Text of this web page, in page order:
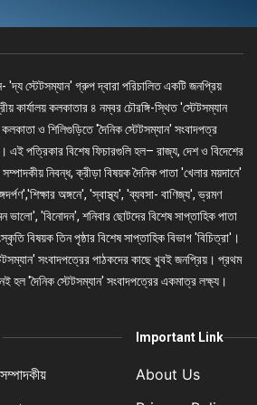
'দ্য স্টেটসম্যান' গ্রুপ দ্বারা পরিচালিত একটি জনপ্রিয়
কার্যালয় কলকাতার ৪ নম্বর চৌরঙ্গি-স্থিত 'স্টেটসম্যান
ও শিলিগুড়িতে 'দৈনিক স্টেটসম্যান' সংবাদপত্র
এই পত্রিকার বিশেষ ফিচারগুলি হল– রাজ্য, দেশ ও বিদেশের
নিবন্ধ, ক্রীড়া বিষয়ক দৈনিক পাতা 'খেলার ময়দানে'
অঙ্গনে', 'স্বাস্থ্য', 'ব্যবসা- বাণিজ্য', ভ্রমণ
ভালো', 'বিনোদন', শনিবার ছোটদের বিশেষ সাপ্তাহিক পাতা
বিষয়ক তিন পৃষ্ঠার বিশেষ সাপ্তাহিক বিভাগ 'বিচিত্রা'।
সংবাদপত্রের পাঠকদের কাছে খুবই জনপ্রিয়। প্রথম
হল 'দৈনিক স্টেটসম্যান' সংবাদপত্রের একমাত্র লক্ষ্য।
সম্পাদকীয়
Important Link
About Us